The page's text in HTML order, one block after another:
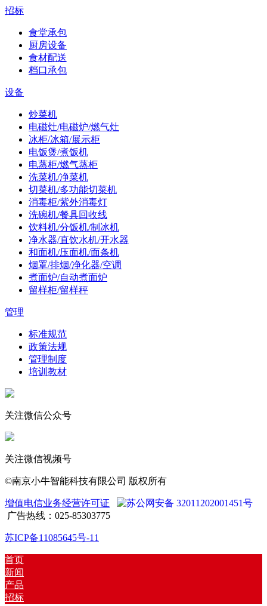
招标
食堂承包
厨房设备
食材配送
档口承包
设备
炒菜机
电磁灶/电磁炉/燃气灶
冰柜/冰箱/展示柜
电饭煲/煮饭机
电蒸柜/燃气蒸柜
洗菜机/净菜机
切菜机/多功能切菜机
消毒柜/紫外消毒灯
洗碗机/餐具回收线
饮料机/分饭机/制冰机
净水器/直饮水机/开水器
和面机/压面机/面条机
烟罩/排烟/净化器/空调
煮面炉/自动煮面炉
留样柜/留样秤
管理
标准规范
政策法规
管理制度
培训教材
关注微信公众号
关注微信视频号
©南京小牛智能科技有限公司 版权所有
增值电信业务经营许可证
苏公网安备 32011202001451号
广告热线：025-85303775
苏ICP备11085645号-11
首页
新闻
产品
招标